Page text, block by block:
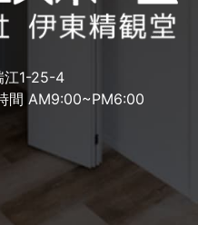
江1-25-4
間 AM9:00~PM6:00